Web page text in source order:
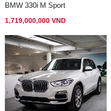
BMW 330i M Sport
1,719,000,000 VND